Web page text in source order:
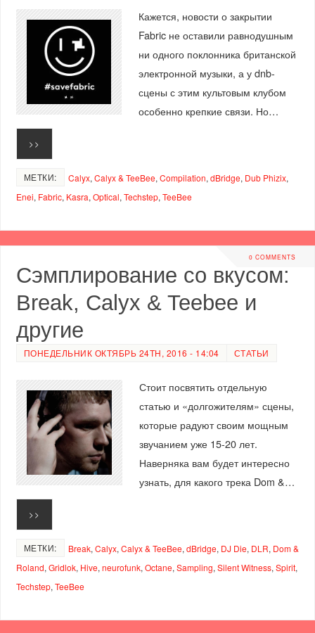
Кажется, новости о закрытии
Fabric не оставили равнодушным
ни одного поклонника британской
электронной музыки, а у dnb-
сцены с этим культовым клубом
особенно крепкие связи. Но…
>>
МЕТКИ: Calyx, Calyx & TeeBee, Compilation, dBridge, Dub Phizix,
Enei, Fabric, Kasra, Optical, Techstep, TeeBee
0 COMMENTS
Сэмплирование со вкусом:
Break, Calyx & Teebee и
другие
ПОНЕДЕЛЬНИК ОКТЯБРЬ 24TH, 2016 - 14:04 СТАТЬИ
Стоит посвятить отдельную
статью и «долгожителям» сцены,
которые радуют своим мощным
звучанием уже 15-20 лет.
Наверняка вам будет интересно
узнать, для какого трека Dom &…
>>
МЕТКИ: Break,Calyx,Calyx & TeeBee,dBridge, DJ Die, DLR, Dom &
Roland,Gridlok, Hive,neurofunk,Octane,Sampling,Silent Witness,Spirit,
Techstep,TeeBee